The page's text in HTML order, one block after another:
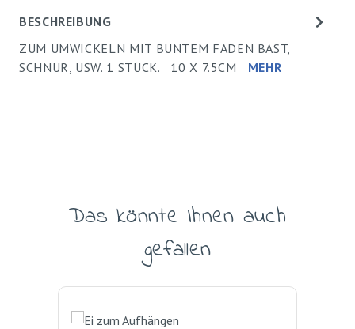
BESCHREIBUNG
ZUM UMWICKELN MIT BUNTEM FADEN BAST,
SCHNUR, USW. 1 STÜCK. 10 X 7.5CM MEHR
Produktgalerie überspringen
Das könnte Ihnen auch
gefallen